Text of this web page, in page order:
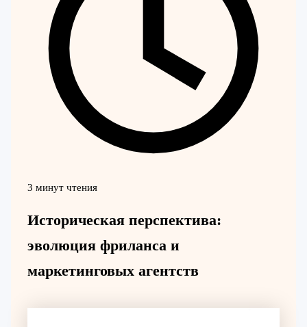
3 минут чтения
Историческая перспектива:
эволюция фриланса и
маркетинговых агентств